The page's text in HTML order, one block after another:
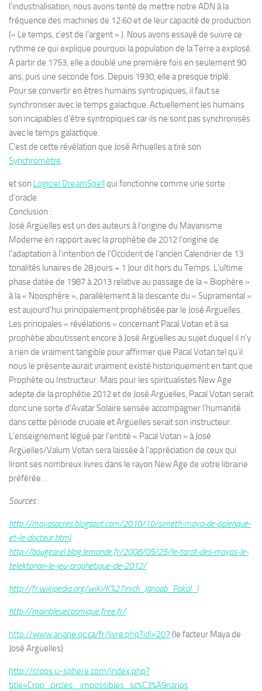
l’industrialisation, nous avons tenté de mettre notre ADN à la
fréquence des machines de 12:60 et de leur capacité de production
(« Le temps, c’est de l’argent » ). Nous avons essayé de suivre ce
rythme ce qui explique pourquoi la population de la Terre a explosé.
A partir de 1753, elle a doublé une première fois en seulement 90
ans, puis une seconde fois. Depuis 1930, elle a presque triplé.
Pour se convertir en êtres humains syntropiques, il faut se
synchroniser avec le temps galactique. Actuellement les humains
son incapables d’être syntropiques car ils ne sont pas synchronisés
avec le temps galactique.
C’est de cette révélation que José Arhuelles a tiré son
Synchromètre.
et son Logiciel DreamSpellqui fonctionne comme une sorte
d’oracle.
Conclusion :
José Argüelles est un des auteurs à l’origine du Mayanisme
Moderne en rapport avec la prophétie de 2012 l’origine de
l’adaptation à l’intention de l’Occident de l’ancien Calendrier de 13
tonalités lunaires de 28 jours + 1 Jour dit hors du Temps. L’ultime
phase datée de 1987 à 2013 relative au passage de la « Biophère »
à la « Noosphère », parallèlement à la descente du « Supramental »
est aujourd’hui principalement prophétisée par le José Arguelles.
Les principales « révélations » concernant Pacal Votan et à sa
prophétie aboutissent encore à José Argüelles au sujet duquel il n’y
a rien de vraiment tangible pour affirmer que Pacal Votan tel qu’il
nous le présente aurait vraiment existé historiquement en tant que
Prophète ou Instructeur. Mais pour les spiritualistes New Age
adepte de la prophétie 2012 et de José Argüelles, Pacal Votan serait
donc une sorte d’Avatar Solaire sensée accompagner l’humanité
dans cette période cruciale et Argüelles serait son instructeur.
L’enseignement légué par l’entité « Pacal Votan » à José
Argüelles/Valum Votan sera laissée à l’appréciation de ceux qui
liront ses nombreux livres dans le rayon New Age de votre librairie
préférée…
Sources :
http://mayasacres.blogspot.com/2010/10/simeth-maya-de-palenque-
et-le-docteur.html
http://bougearel.blog.lemonde.fr/2008/05/25/le-tarot-des-mayas-le-
telektonon-le-jeu-prophetique-de-2012/
http://fr.wikipedia.org/wiki/K%27inich_Janaab_Pakal_I
http://mainbleuecosmique.free.fr/
http://www.ariane.qc.ca/fr/livre.php?idl=207(le facteur Maya de
José Argüelles)
http://crops.u-sphere.com/index.php?
title=Crop_circles:_impossibles_sc%C3%A9narios